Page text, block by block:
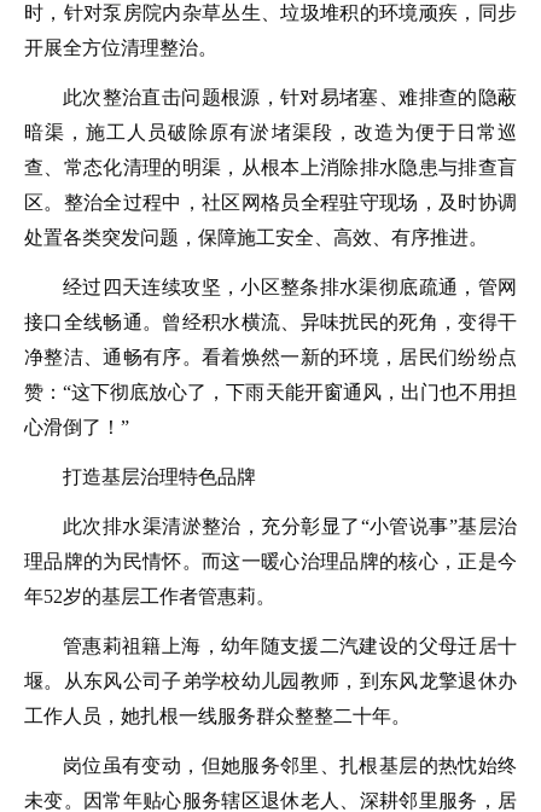
时，针对泵房院内杂草丛生、垃圾堆积的环境顽疾，同步
开展全方位清理整治。
此次整治直击问题根源，针对易堵塞、难排查的隐蔽
暗渠，施工人员破除原有淤堵渠段，改造为便于日常巡
查、常态化清理的明渠，从根本上消除排水隐患与排查盲
区。整治全过程中，社区网格员全程驻守现场，及时协调
处置各类突发问题，保障施工安全、高效、有序推进。
经过四天连续攻坚，小区整条排水渠彻底疏通，管网
接口全线畅通。曾经积水横流、异味扰民的死角，变得干
净整洁、通畅有序。看着焕然一新的环境，居民们纷纷点
赞：“这下彻底放心了，下雨天能开窗通风，出门也不用担
心滑倒了！”
打造基层治理特色品牌
此次排水渠清淤整治，充分彰显了“小管说事”基层治
理品牌的为民情怀。而这一暖心治理品牌的核心，正是今
年52岁的基层工作者管惠莉。
管惠莉祖籍上海，幼年随支援二汽建设的父母迁居十
堰。从东风公司子弟学校幼儿园教师，到东风龙擎退休办
工作人员，她扎根一线服务群众整整二十年。
岗位虽有变动，但她服务邻里、扎根基层的热忱始终
未变。因常年贴心服务辖区退休老人、深耕邻里服务，居